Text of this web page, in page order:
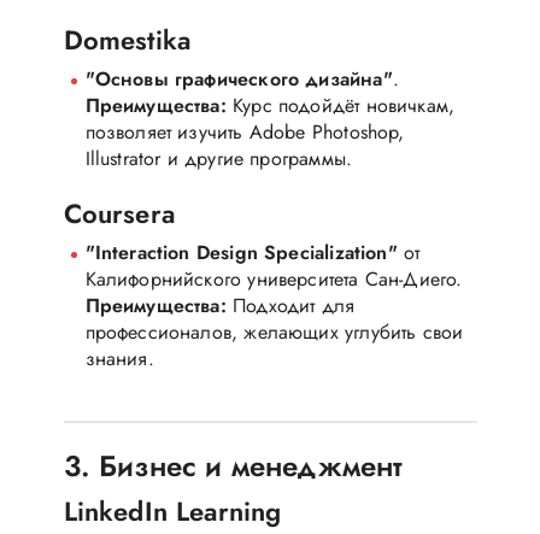
Domestika
"Основы графического дизайна".
Преимущества: Курс подойдёт новичкам,
позволяет изучить Adobe Photoshop,
Illustrator и другие программы.
Coursera
"Interaction Design Specialization" от
Калифорнийского университета Сан-Диего.
Преимущества: Подходит для
профессионалов, желающих углубить свои
знания.
3. Бизнес и менеджмент
LinkedIn Learning